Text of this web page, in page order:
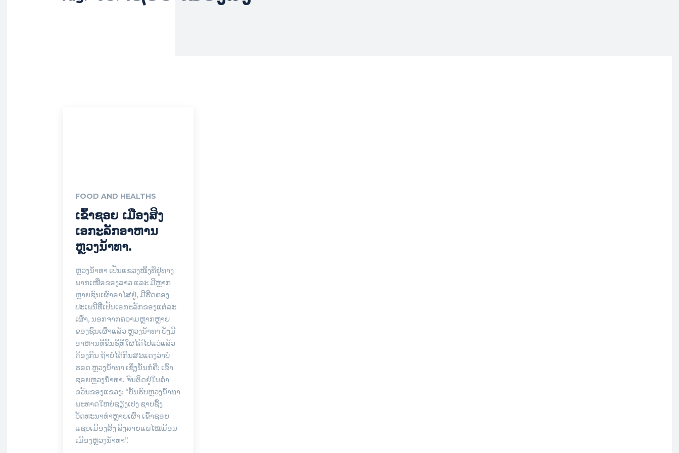
FOOD AND HEALTHS
ເຂົ້າຊອຍ ເມືອງສິງ
ເອກະລັກອາຫານ
ຫຼວງນ້ຳທາ.
ຫຼວງນ້ຳທາ ເປັນແຂວງໜຶ່ງທີ່ຢູ່ທາງ
ພາກເໜືອຂອງລາວ ແລະ ມີຫຼາກ
ຫຼາຍຊົນເຜົ່າອາໄສຢູ່, ມີຮີດຄອງ
ປະເພນີທີ່ເປັນເອກະລັກຂອງແຕ່ລະ
ເຜົ່າ, ນອກຈາກຄວາມຫຼາກຫຼາຍ
ຂອງຊົນເຜົ່າແລ້ວ ຫຼວງນ້ຳທາ ຍັງມີ
ອາຫານທີ່ຂຶ້ນຊື່ທີ່ໃຜໄດ້ໄປແວ່ແລ້ວ
ຕ້ອງກິນ ຖ້າບໍ່ໄດ້ກິນສະແດງວ່າບໍ່
ຮອດ ຫຼວງນ້ຳທາ ເຊິ່ງນັ້ນກໍ່ຄື: ເຂົ້າ
ຊອຍຫຼວງນ້ຳທາ. ຈົນຕິດຢູ່ໃນຄໍາ
ຂວັນຂອງແຂວງ: “ບັ້ນຮົບຫຼວງນ້ຳທາ
ພະທາດໃຫຍ່ຊຽງເປງ ຊາບຊຶ້ງ
ວັດທະນາທຳຫຼາຍເຜົ່າ ເຂົ້າຊອຍ
ແຊບເມືອງສິງ ລິງລາຍແພໄໝມ້ອນ
ເມືອງຫຼວງນ້ຳທາ”.